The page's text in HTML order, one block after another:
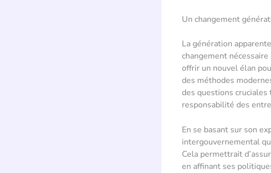
Un changement
La génération
changement
offrir un nouvel élan
des méthodes
des questions
responsabilité des
En se basant sur son
intergouvernemental
Cela permettrait
en affinant ses